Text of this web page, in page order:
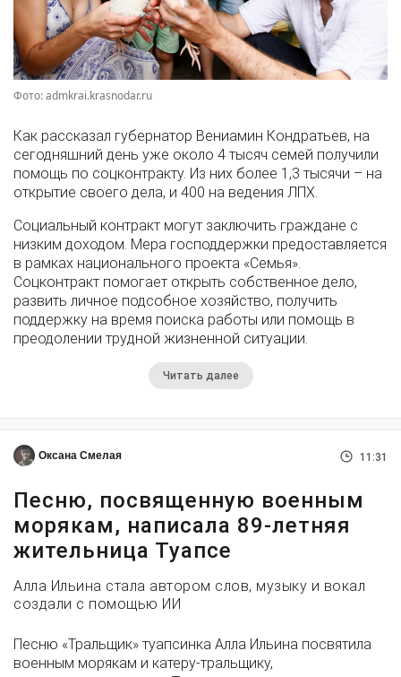
Фото: admkrai.krasnodar.ru
Как рассказал губернатор Вениамин Кондратьев, на
сегодняшний день уже около 4 тысяч семей получили
помощь по соцконтракту. Из них более 1,3 тысячи – на
открытие своего дела, и 400 на ведения ЛПХ.
Социальный контракт могут заключить граждане с
низким доходом. Мера господдержки предоставляется
в рамках национального проекта «Семья».
Соцконтракт помогает открыть собственное дело,
развить личное подсобное хозяйство, получить
поддержку на время поиска работы или помощь в
преодолении трудной жизненной ситуации.
Читать далее
Оксана Смелая 11:31
Песню, посвященную военным
морякам, написала 89-летняя
жительница Туапсе
Алла Ильина стала автором слов, музыку и вокал
создали с помощью ИИ
Песню «Тральщик» туапсинка Алла Ильина посвятила
военным морякам и катеру-тральщику,